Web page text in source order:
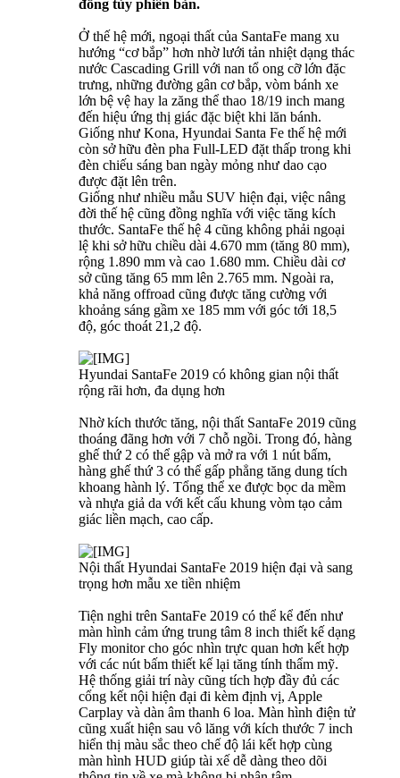
đồng tùy phiên bản.
Ở thế hệ mới, ngoại thất của SantaFe mang xu
hướng “cơ bắp” hơn nhờ lưới tản nhiệt dạng thác
nước Cascading Grill với nan tổ ong cỡ lớn đặc
trưng, những đường gân cơ bắp, vòm bánh xe
lớn bệ vệ hay la zăng thể thao 18/19 inch mang
đến hiệu ứng thị giác đặc biệt khi lăn bánh.
Giống như Kona, Hyundai Santa Fe thế hệ mới
còn sở hữu đèn pha Full-LED đặt thấp trong khi
đèn chiếu sáng ban ngày mỏng như dao cạo
được đặt lên trên.
Giống như nhiều mẫu SUV hiện đại, việc nâng
đời thế hệ cũng đồng nghĩa với việc tăng kích
thước. SantaFe thế hệ 4 cũng không phải ngoại
lệ khi sở hữu chiều dài 4.670 mm (tăng 80 mm),
rộng 1.890 mm và cao 1.680 mm. Chiều dài cơ
sở cũng tăng 65 mm lên 2.765 mm. Ngoài ra,
khả năng offroad cũng được tăng cường với
khoảng sáng gầm xe 185 mm với góc tới 18,5
độ, góc thoát 21,2 độ.
Hyundai SantaFe 2019 có không gian nội thất
rộng rãi hơn, đa dụng hơn
Nhờ kích thước tăng, nội thất SantaFe 2019 cũng
thoáng đãng hơn với 7 chỗ ngồi. Trong đó, hàng
ghế thứ 2 có thể gập và mở ra với 1 nút bấm,
hàng ghế thứ 3 có thể gấp phẳng tăng dung tích
khoang hành lý. Tổng thể xe được bọc da mềm
và nhựa giả da với kết cấu khung vòm tạo cảm
giác liền mạch, cao cấp.
Nội thất Hyundai SantaFe 2019 hiện đại và sang
trọng hơn mẫu xe tiền nhiệm
Tiện nghi trên SantaFe 2019 có thể kể đến như
màn hình cảm ứng trung tâm 8 inch thiết kế dạng
Fly monitor cho góc nhìn trực quan hơn kết hợp
với các nút bấm thiết kế lại tăng tính thẩm mỹ.
Hệ thống giải trí này cũng tích hợp đầy đủ các
cổng kết nội hiện đại đi kèm định vị, Apple
Carplay và dàn âm thanh 6 loa. Màn hình điện tử
cũng xuất hiện sau vô lăng với kích thước 7 inch
hiển thị màu sắc theo chế độ lái kết hợp cùng
màn hình HUD giúp tài xế dễ dàng theo dõi